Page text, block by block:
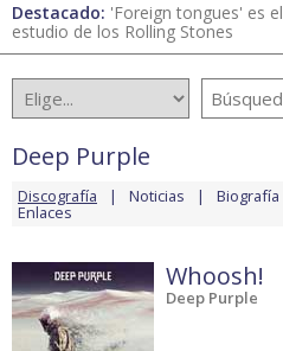
Destacado: 'Foreign tongues' es
estudio de los Rolling Stones
Deep Purple
Discografía Noticias Biografía
Enlaces
Whoosh!
Deep Purple